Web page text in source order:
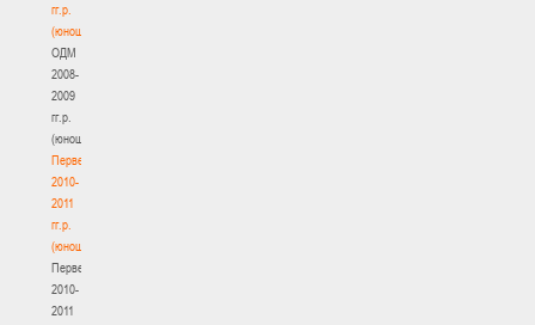
гг.р.
(юноши)
ОДМ
2008-
2009
гг.р.
(юноши)
Первенство
2010-
2011
гг.р.
(юноши)
Первенство
2010-
2011